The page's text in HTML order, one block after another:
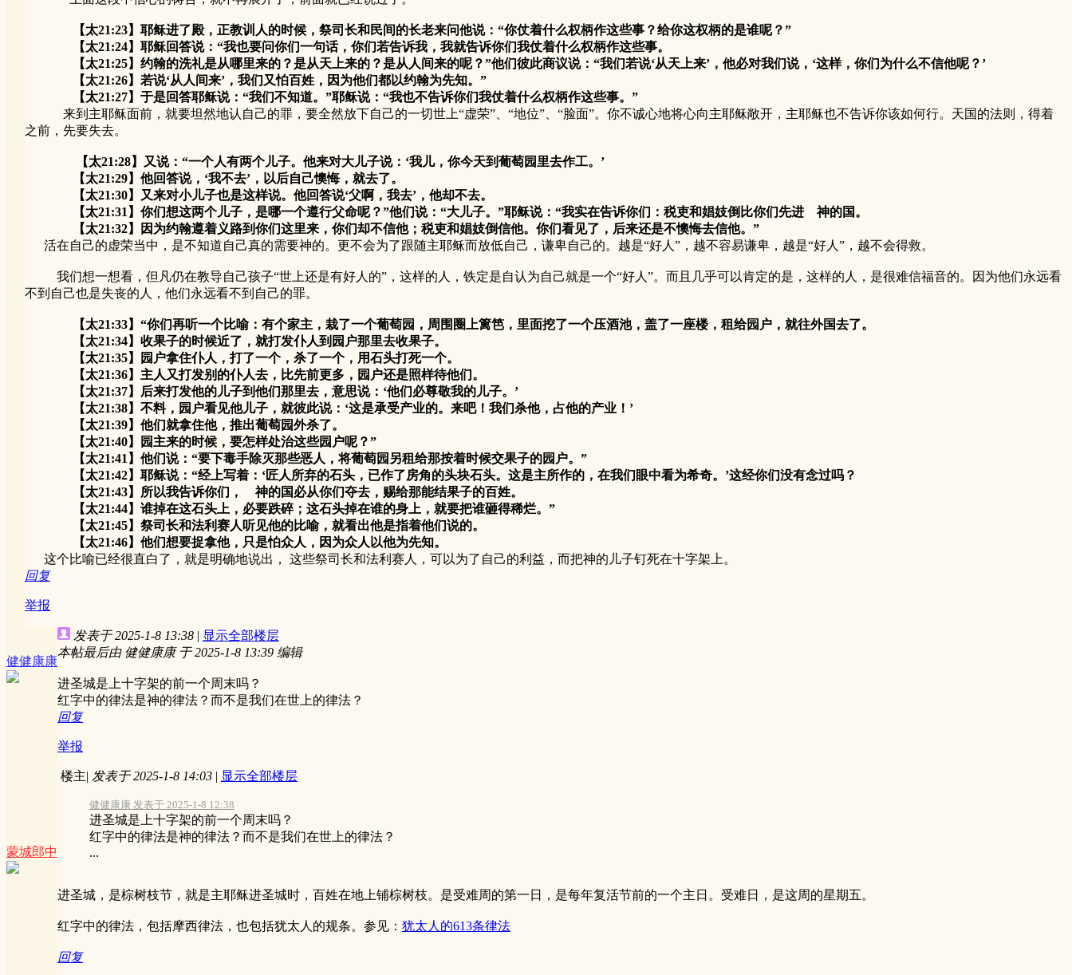
【太21:23】耶稣进了殿，正教训人的时候，祭司长和民间的长老来问他说：“你仗着什么权柄作这些事？给你这权柄的是谁呢？”
【太21:24】耶稣回答说：“我也要问你们一句话，你们若告诉我，我就告诉你们我仗着什么权柄作这些事。
【太21:25】约翰的洗礼是从哪里来的？是从天上来的？是从人间来的呢？”他们彼此商议说：“我们若说‘从天上来’，他必对我们说，‘这样，你们为什么不信他呢？’
【太21:26】若说‘从人间来’，我们又怕百姓，因为他们都以约翰为先知。”
【太21:27】于是回答耶稣说：“我们不知道。”耶稣说：“我也不告诉你们我仗着什么权柄作这些事。”
来到主耶稣面前，就要坦然地认自己的罪，要全然放下自己的一切世上“虚荣”、“地位”、“脸面”。你不诚心地将心向主耶稣敞开，主耶稣也不告诉你该如何行。天国的法则，得着
之前，先要失去。
【太21:28】又说：“一个人有两个儿子。他来对大儿子说：‘我儿，你今天到葡萄园里去作工。’
【太21:29】他回答说，‘我不去’，以后自己懊悔，就去了。
【太21:30】又来对小儿子也是这样说。他回答说‘父啊，我去’，他却不去。
【太21:31】你们想这两个儿子，是哪一个遵行父命呢？”他们说：“大儿子。”耶稣说：“我实在告诉你们：税吏和娼妓倒比你们先进 神的国。
【太21:32】因为约翰遵着义路到你们这里来，你们却不信他；税吏和娼妓倒信他。你们看见了，后来还是不懊悔去信他。”
活在自己的虚荣当中，是不知道自己真的需要神的。更不会为了跟随主耶稣而放低自己，谦卑自己的。越是“好人”，越不容易谦卑，越是“好人”，越不会得救。
我们想一想看，但凡仍在教导自己孩子“世上还是有好人的”，这样的人，铁定是自认为自己就是一个“好人”。而且几乎可以肯定的是，这样的人，是很难信福音的。因为他们永远看
不到自己也是失丧的人，他们永远看不到自己的罪。
【太21:33】“你们再听一个比喻：有个家主，栽了一个葡萄园，周围圈上篱笆，里面挖了一个压酒池，盖了一座楼，租给园户，就往外国去了。
【太21:34】收果子的时候近了，就打发仆人到园户那里去收果子。
【太21:35】园户拿住仆人，打了一个，杀了一个，用石头打死一个。
【太21:36】主人又打发别的仆人去，比先前更多，园户还是照样待他们。
【太21:37】后来打发他的儿子到他们那里去，意思说：‘他们必尊敬我的儿子。’
【太21:38】不料，园户看见他儿子，就彼此说：‘这是承受产业的。来吧！我们杀他，占他的产业！’
【太21:39】他们就拿住他，推出葡萄园外杀了。
【太21:40】园主来的时候，要怎样处治这些园户呢？”
【太21:41】他们说：“要下毒手除灭那些恶人，将葡萄园另租给那按着时候交果子的园户。”
【太21:42】耶稣说：“经上写着：‘匠人所弃的石头，已作了房角的头块石头。这是主所作的，在我们眼中看为希奇。’这经你们没有念过吗？
【太21:43】所以我告诉你们， 神的国必从你们夺去，赐给那能结果子的百姓。
【太21:44】谁掉在这石头上，必要跌碎；这石头掉在谁的身上，就要把谁砸得稀烂。”
【太21:45】祭司长和法利赛人听见他的比喻，就看出他是指着他们说的。
【太21:46】他们想要捉拿他，只是怕众人，因为众人以他为先知。
这个比喻已经很直白了，就是明确地说出， 这些祭司长和法利赛人，可以为了自己的利益，而把神的儿子钉死在十字架上。
回复
举报
健健康康
发表于 2025-1-8 13:38 | 显示全部楼层
本帖最后由 健健康康 于 2025-1-8 13:39 编辑
进圣城是上十字架的前一个周末吗？
红字中的律法是神的律法？而不是我们在世上的律法？
回复
举报
蒙城郎中
楼主| 发表于 2025-1-8 14:03 | 显示全部楼层
健健康康 发表于 2025-1-8 12:38
进圣城是上十字架的前一个周末吗？
红字中的律法是神的律法？而不是我们在世上的律法？
...
进圣城，是棕树枝节，就是主耶稣进圣城时，百姓在地上铺棕树枝。是受难周的第一日，是每年复活节前的一个主日。受难日，是这周的星期五。
红字中的律法，包括摩西律法，也包括犹太人的规条。参见： 犹太人的613条律法
回复